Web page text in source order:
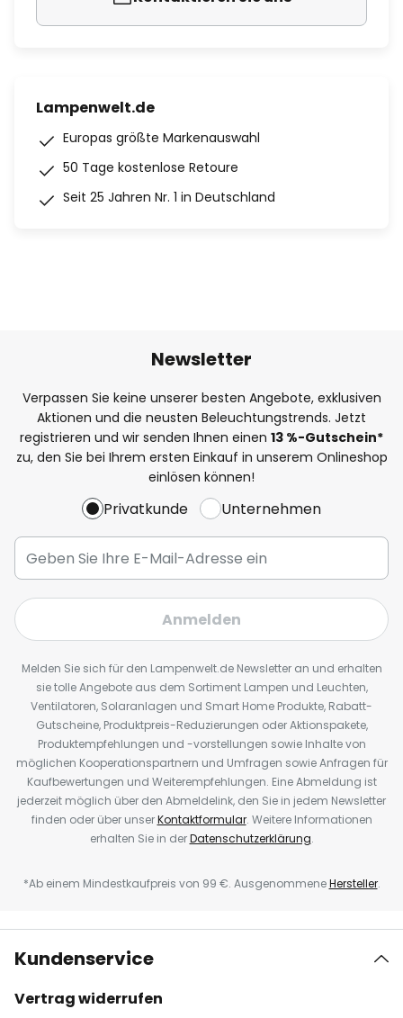
Lampenwelt.de
Europas größte Markenauswahl
50 Tage kostenlose Retoure
Seit 25 Jahren Nr. 1 in Deutschland
Newsletter
Verpassen Sie keine unserer besten Angebote, exklusiven
Aktionen und die neusten Beleuchtungstrends. Jetzt
registrieren und wir senden Ihnen einen 13 %-Gutschein*
zu, den Sie bei Ihrem ersten Einkauf in unserem Onlineshop
einlösen können!
Privatkunde Unternehmen
Anmelden
Melden Sie sich für den Lampenwelt.de Newsletter an und erhalten
sie tolle Angebote aus dem Sortiment Lampen und Leuchten,
Ventilatoren, Solaranlagen und Smart Home Produkte, Rabatt-
Gutscheine, Produktpreis-Reduzierungen oder Aktionspakete,
Produktempfehlungen und -vorstellungen sowie Inhalte von
möglichen Kooperationspartnern und Umfragen sowie Anfragen für
Kaufbewertungen und Weiterempfehlungen. Eine Abmeldung ist
jederzeit möglich über den Abmeldelink, den Sie in jedem Newsletter
finden oder über unserKontaktformular. Weitere Informationen
erhalten Sie in derDatenschutzerklärung.
*Ab einem Mindestkaufpreis von 99 €. AusgenommeneHersteller.
Kundenservice
Vertrag widerrufen